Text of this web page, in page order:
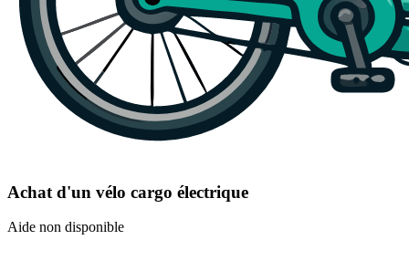
Achat d'un vélo cargo électrique
Aide non disponible